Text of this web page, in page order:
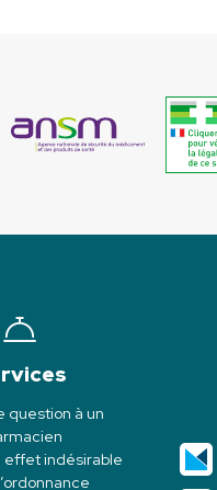
question à un
effet indésirable